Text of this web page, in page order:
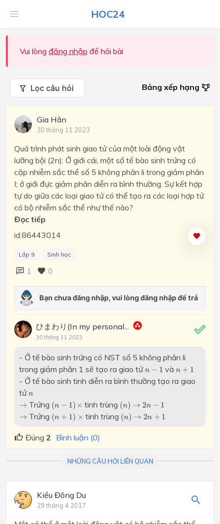
HOC24
Vui lòng đăng nhập để hỏi bài
Lọc câu hỏi Bảng xếp hạng
Gia Hân
30 tháng 11 2023
Quá trình phát sinh giao tử của một loài động vật
lưỡng bội (2n): Ở giới cái, một số tế bào sinh trứng có
cặp nhiễm sắc thể số 5 không phân li trong giảm phân
I; ở giới đực giảm phân diễn ra bình thường. Sự kết hợp
tự do giữa các loại giao tử có thể tạo ra các loại hợp tử
có bộ nhiễm sắc thể như thế nào?
Đọc tiếp
id:86443014
Lớp 9 Sinh học
1 0
ひまわり(In my personal...
30 tháng 11 2023
- Ở tế bào sinh trứng có NST số 5 không phân li
trong giảm phân 1 sẽ tạo ra giao tử n − 1
n và n + 1
n 1
- Ở tế bào sinh tinh diễn ra bình thường tạo ra giao
tử n
n
→
→ Trứng (n − 1) ×
(n )× tinh trùng (n)
( ) →
→ 2n − 1
2n 1
→
→ Trứng (n + 1)
(n 1 ) ×
× tinh trùng (n)
(n ) → 2n + 1
→ 2n+ 1
Đúng 2 Bình luận (0)
NHỮNG CÂU HỎI LIÊN QUAN
Kiều Đông Du
29 tháng 4 2017